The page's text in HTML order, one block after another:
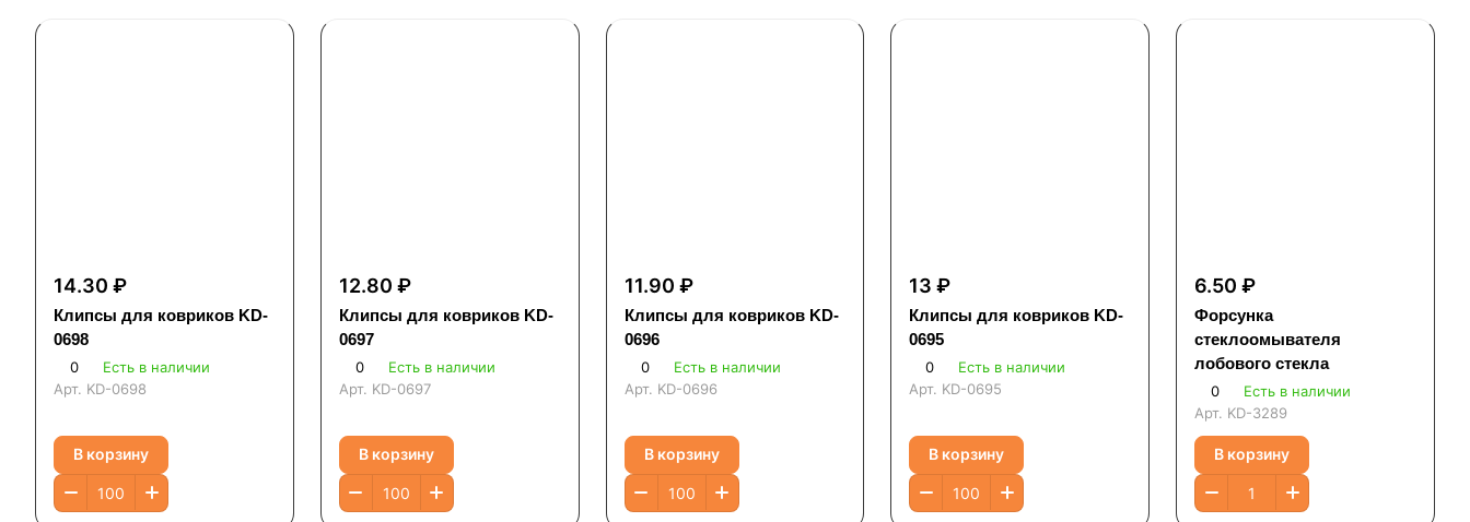
14.30 ₽
Клипсы для ковриков KD-
0698
0
Есть в наличии
Арт. KD-0698
В корзину
12.80 ₽
Клипсы для ковриков KD-
0697
0
Есть в наличии
Арт. KD-0697
В корзину
11.90 ₽
Клипсы для ковриков KD-
0696
0
Есть в наличии
Арт. KD-0696
В корзину
13 ₽
Клипсы для ковриков KD-
0695
0
Есть в наличии
Арт. KD-0695
В корзину
6.50 ₽
Форсунка
стеклоомывателя
лобового стекла
0
Есть в наличии
Арт. KD-3289
В корзину